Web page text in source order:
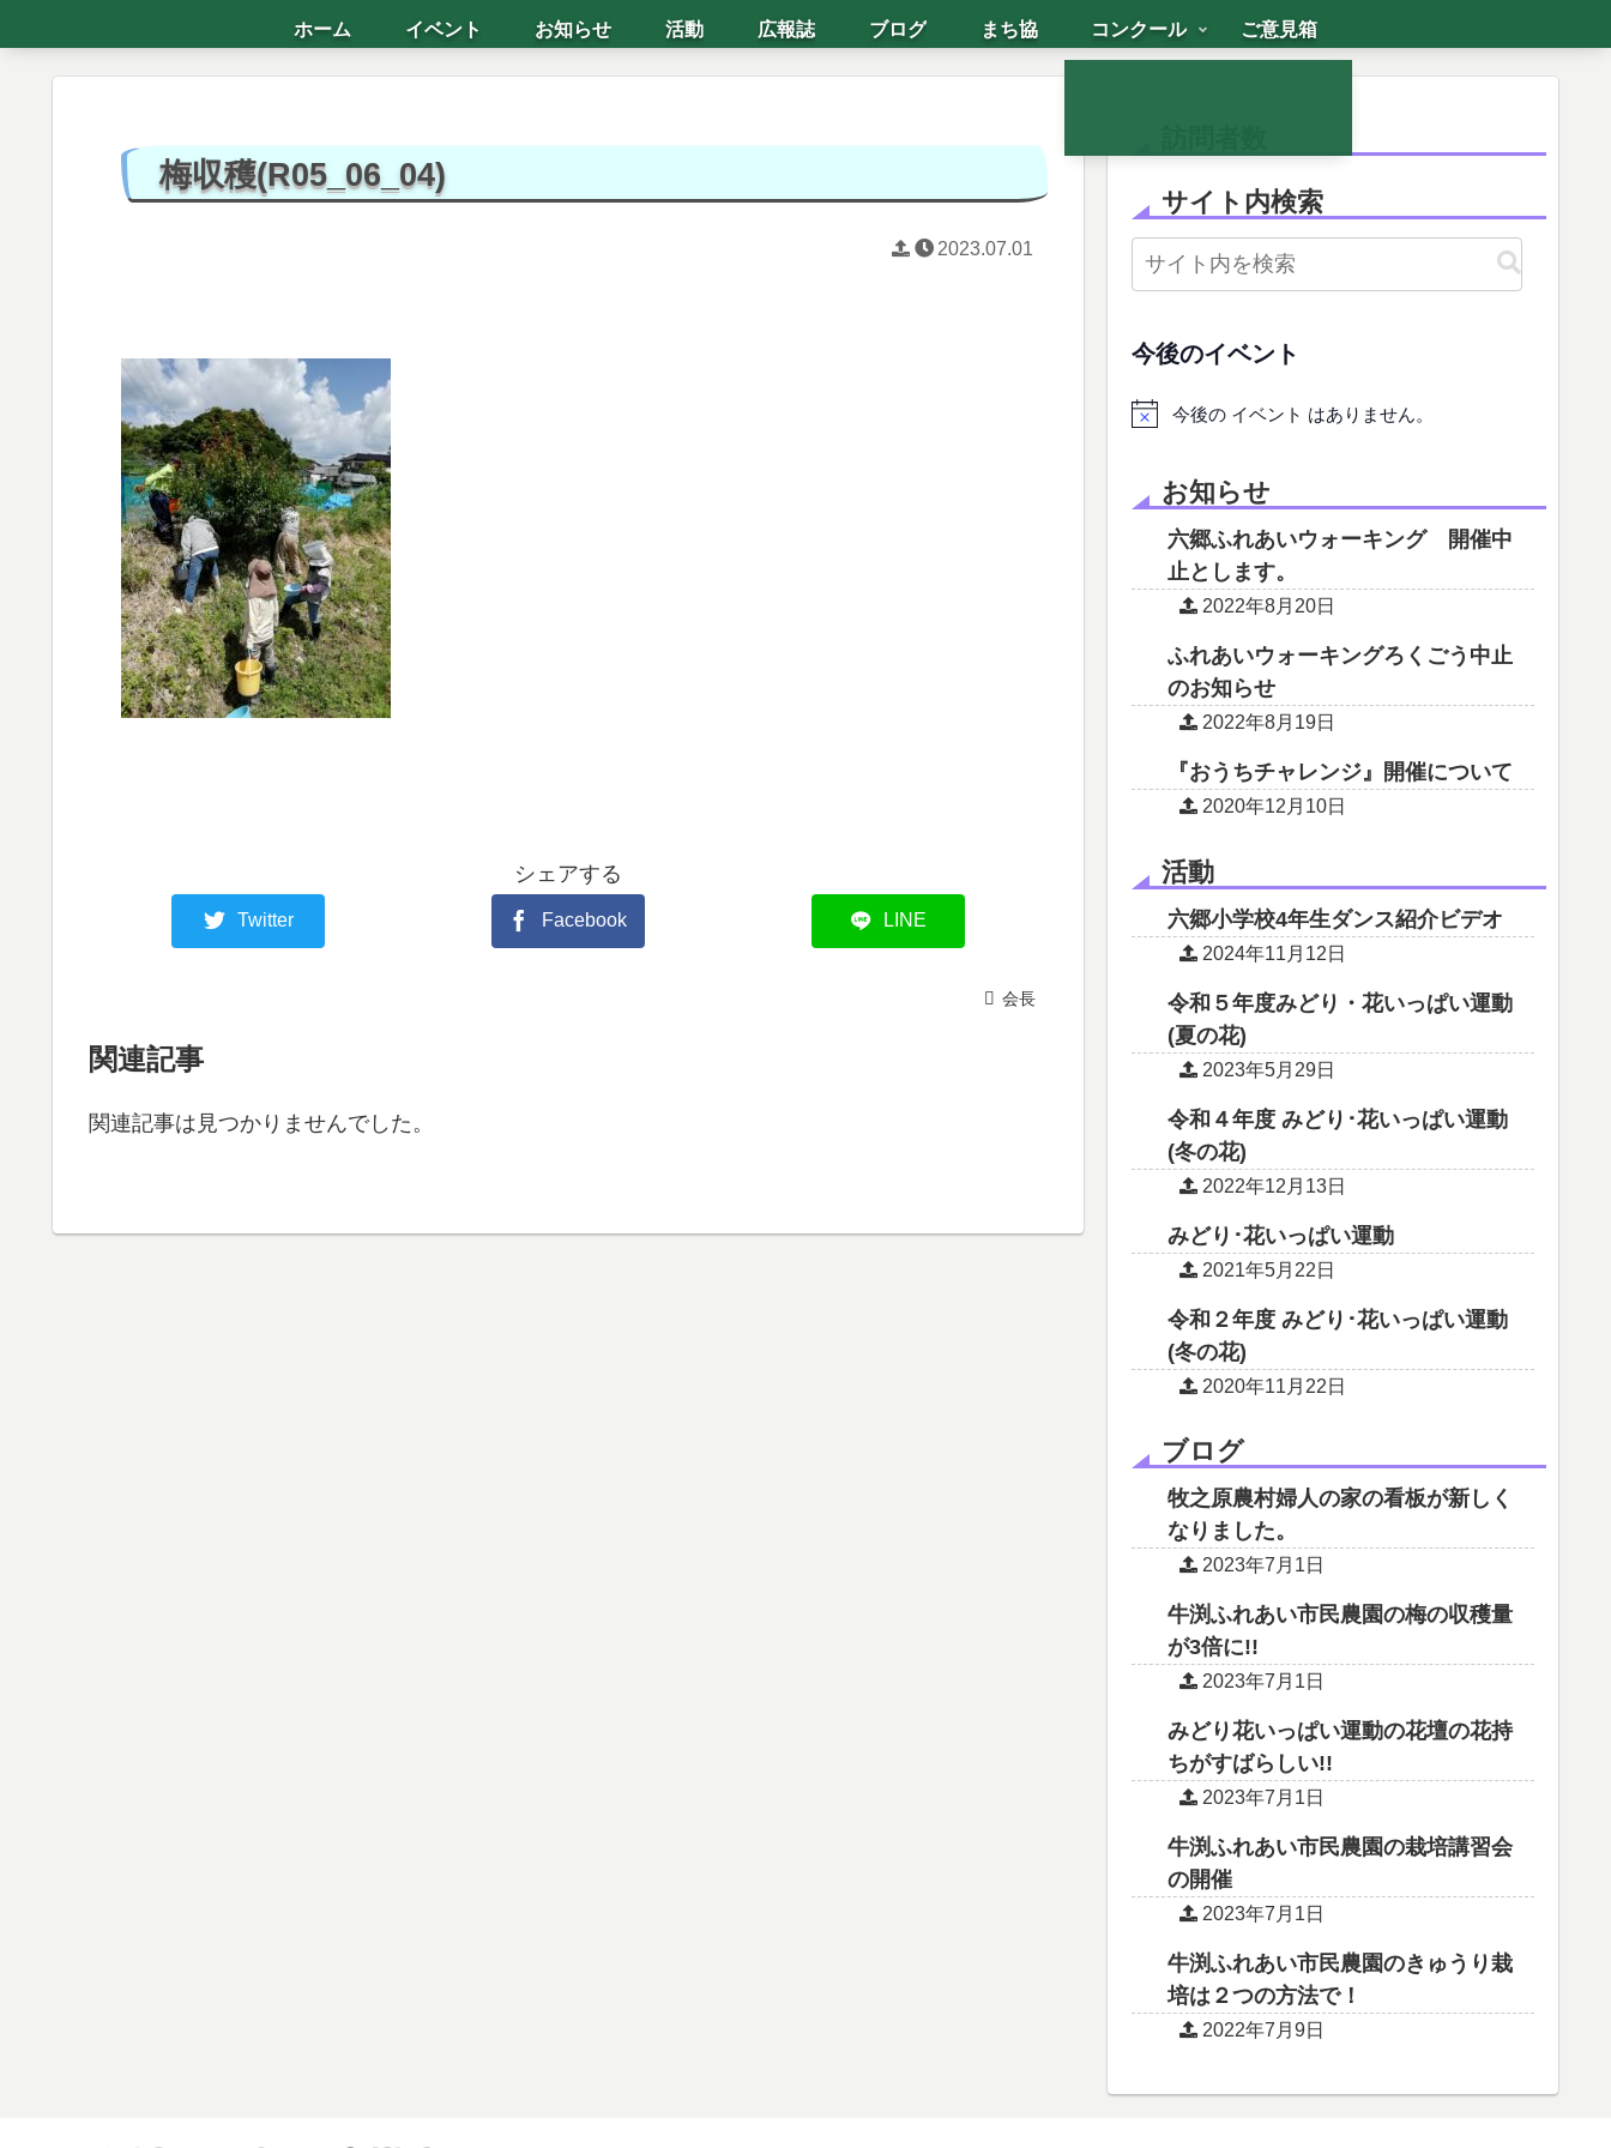
ホーム イベント お知らせ 活動 広報誌 ブログ まち協 コンクール ご意見箱
梅収穫(R05_06_04)
2023.07.01
シェアする
Twitter Facebook LINE
会長
関連記事
関連記事は見つかりませんでした。
サイト内検索
今後のイベント
今後の イベント はありません。
お知らせ
六郷ふれあいウォーキング 開催中
止とします。
2022年8月20日
ふれあいウォーキングろくごう中止
のお知らせ
2022年8月19日
『おうちチャレンジ』開催について
2020年12月10日
活動
六郷小学校4年生ダンス紹介ビデオ
2024年11月12日
令和５年度みどり・花いっぱい運動
(夏の花)
2023年5月29日
令和４年度 みどり･花いっぱい運動
(冬の花)
2022年12月13日
みどり･花いっぱい運動
2021年5月22日
令和２年度 みどり･花いっぱい運動
(冬の花)
2020年11月22日
ブログ
牧之原農村婦人の家の看板が新しく
なりました。
2023年7月1日
牛渕ふれあい市民農園の梅の収穫量
が3倍に!!
2023年7月1日
みどり花いっぱい運動の花壇の花持
ちがすばらしい!!
2023年7月1日
牛渕ふれあい市民農園の栽培講習会
の開催
2023年7月1日
牛渕ふれあい市民農園のきゅうり栽
培は２つの方法で！
2022年7月9日